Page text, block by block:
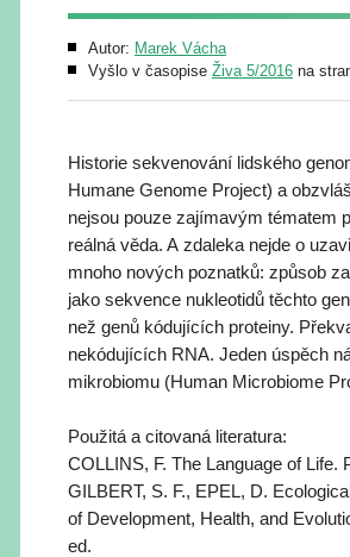
Autor: Marek Vácha
Vyšlo v časopise Živa 5/2016 na
Historie sekvenování lidského
Humane Genome Project) a
nejsou pouze zajímavým tématem
reálná věda. A zdaleka nejde o
mnoho nových poznatků: způsob
jako sekvence nukleotidů těchto
než genů kódujících proteiny.
nekódujících RNA. Jeden úspěch
mikrobiomu (Human Microbiome
Použitá a citovaná literatura:
COLLINS, F. The Language of Life.
GILBERT, S. F., EPEL, D.
of Development, Health, and
ed.